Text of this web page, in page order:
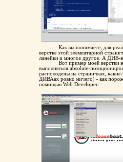
Как вы понимаете, для
верстке этой элементарной
линейки и многое другое. А ДИВ-
Вот пример моей верстки
выполняться absolute-
располодены на страничках,
ДИВАах ровно ничего) - как
помощью Web Developer: